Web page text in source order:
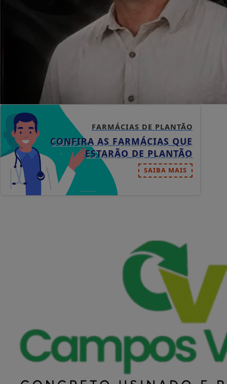
FARMÁCIAS DE PLANTÃO
CONFIRA AS FARMÁCIAS QUE
ESTARÃO DE PLANTÃO
SAIBA MAIS